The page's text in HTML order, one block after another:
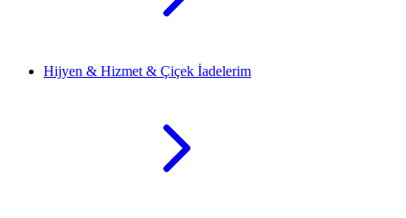
Hijyen & Hizmet & Çiçek İadelerim